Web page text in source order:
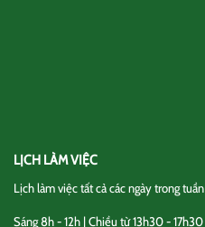
LỊCH LÀM VIỆC
Lịch làm việc tất cả các ngày trong tuần
Sáng 8h - 12h | Chiều từ 13h30 - 17h30